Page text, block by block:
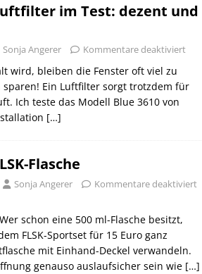
im Test: dezent und
Sonja Angerer Kommentare deaktiviert
wird, bleiben die Fenster oft viel zu
sparen! Ein Luftfilter sorgt trotzdem für
Ich teste das Modell Blue 3610 von
[…]
Flasche
Sonja Angerer Kommentare deaktiviert
schon eine 500 ml-Flasche besitzt,
FLSK-Sportset für 15 Euro ganz
mit Einhand-Deckel verwandeln.
genauso auslaufsicher sein wie […]